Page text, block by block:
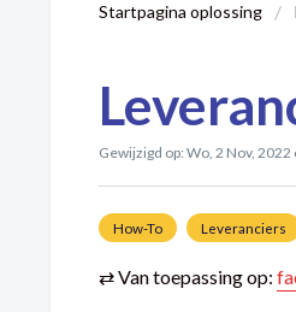
Startpagina oplossing
Gewijzigd op: Wo, 2 Nov, 2022
How-To Leveranciers
⇄ Van toepassing op: